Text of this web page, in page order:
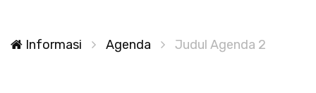
Informasi Agenda Judul Agenda 2